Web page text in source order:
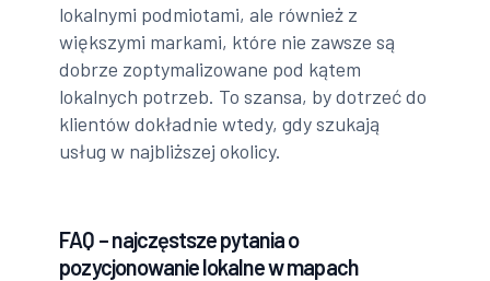
lokalnymi podmiotami, ale również z
większymi markami, które nie zawsze są
dobrze zoptymalizowane pod kątem
lokalnych potrzeb. To szansa, by dotrzeć do
klientów dokładnie wtedy, gdy szukają
usług w najbliższej okolicy.
FAQ – najczęstsze pytania o
pozycjonowanie lokalne w mapach